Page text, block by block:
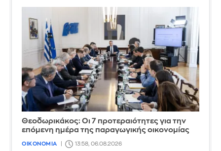
Θεοδωρικάκος: Οι 7 προτεραιότητες για την
επόμενη ημέρα της παραγωγικής οικονομίας
ΟΙΚΟΝΟΜΙΑ 13:58, 06.08.2026